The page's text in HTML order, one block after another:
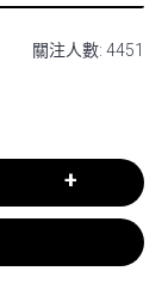
關注人數: 4451
+